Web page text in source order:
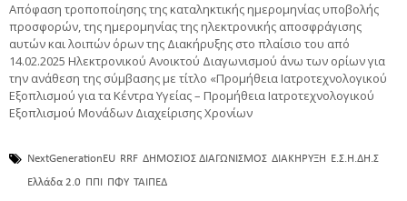
Απόφαση τροποποίησης της καταληκτικής ημερομηνίας υποβολής
προσφορών, της ημερομηνίας της ηλεκτρονικής αποσφράγισης
αυτών και λοιπών όρων της Διακήρυξης στο πλαίσιο του από
14.02.2025 Ηλεκτρονικού Ανοικτού Διαγωνισμού άνω των ορίων για
την ανάθεση της σύμβασης με τίτλο «Προμήθεια Ιατροτεχνολογικού
Εξοπλισμού για τα Κέντρα Υγείας – Προμήθεια Ιατροτεχνολογικού
Εξοπλισμού Μονάδων Διαχείρισης Χρονίων
NextGenerationEU RRF ΔΗΜΟΣΙΟΣ ΔΙΑΓΩΝΙΣΜΟΣ ΔΙΑΚΗΡΥΞΗ
Ε.Σ.Η.ΔΗ.Σ
Ελλάδα 2.0
ΠΠΙ ΠΦΥ ΤΑΙΠΕΔ